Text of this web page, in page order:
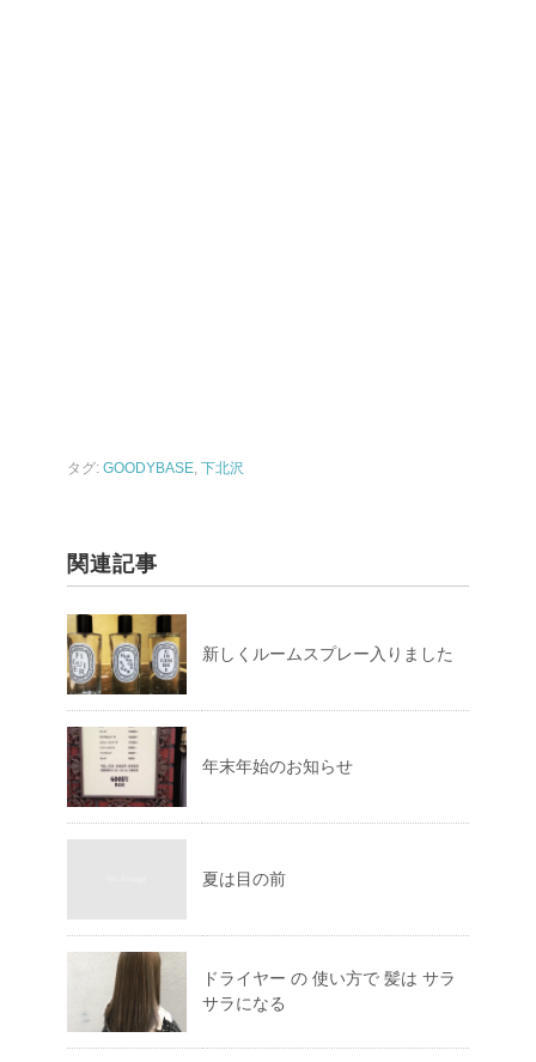
タグ: GOODYBASE, 下北沢
関連記事
新しくルームスプレー入りました
年末年始のお知らせ
夏は目の前
ドライヤー の 使い方で 髪は サラ
サラになる